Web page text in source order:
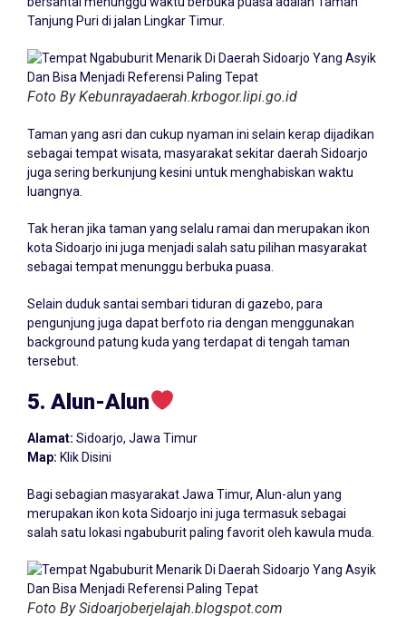
Tanjung Puri di jalan Lingkar Timur.
Foto By Kebunrayadaerah.krbogor.lipi.go.id
Taman yang asri dan cukup nyaman ini selain kerap dijadikan
sebagai tempat wisata, masyarakat sekitar daerah Sidoarjo
juga sering berkunjung kesini untuk menghabiskan waktu
luangnya.
Tak heran jika taman yang selalu ramai dan merupakan ikon
kota Sidoarjo ini juga menjadi salah satu pilihan masyarakat
sebagai tempat menunggu berbuka puasa.
Selain duduk santai sembari tiduran di gazebo, para
pengunjung juga dapat berfoto ria dengan menggunakan
background patung kuda yang terdapat di tengah taman
tersebut.
5. Alun-Alun
Alamat: Sidoarjo, Jawa Timur
Map: Klik Disini
Bagi sebagian masyarakat Jawa Timur, Alun-alun yang
merupakan ikon kota Sidoarjo ini juga termasuk sebagai
salah satu lokasi ngabuburit paling favorit oleh kawula muda.
Foto By Sidoarjoberjelajah.blogspot.com